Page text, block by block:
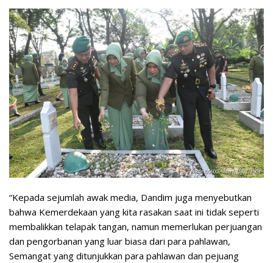
“Kepada sejumlah awak media, Dandim juga menyebutkan
bahwa Kemerdekaan yang kita rasakan saat ini tidak seperti
membalikkan telapak tangan, namun memerlukan perjuangan
dan pengorbanan yang luar biasa dari para pahlawan,
Semangat yang ditunjukkan para pahlawan dan pejuang